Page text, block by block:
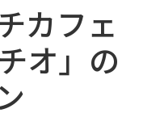
カフェ
オ」の